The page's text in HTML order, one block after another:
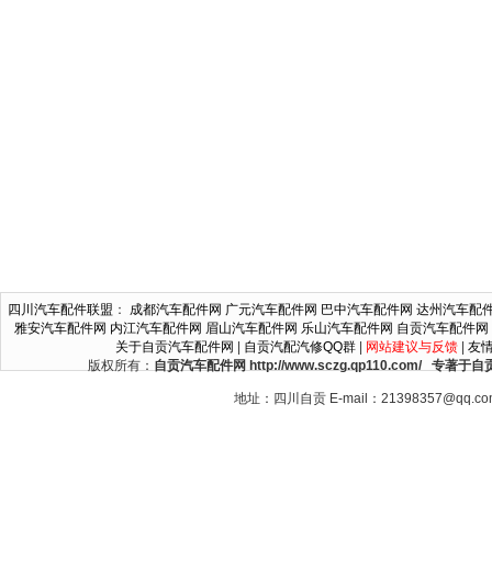
四川汽车配件联盟 ： 成都汽车配件网 广元汽车配件网 巴中汽车配件网 达州汽车配
雅安汽车配件网 内江汽车配件网 眉山汽车配件网 乐山汽车配件网 自贡汽车配件网
关于自贡汽车配件网
自贡汽配汽修QQ群| 网站建议与反馈| 友
版权所有： 自贡汽车配件网 http://www.sczg.qp110.com/ 专著于自
地址：四川自贡 E-mail：